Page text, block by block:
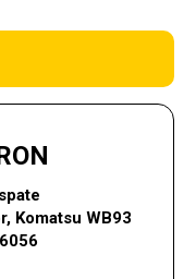
Komatsu WB93